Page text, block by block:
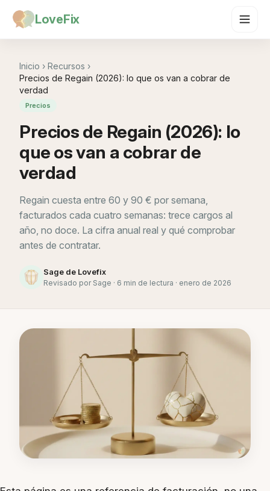
LoveFix
Inicio › Recursos ›
Precios de Regain (2026): lo que os van a cobrar de
verdad
Precios
Precios de Regain (2026): lo
que os van a cobrar de
verdad
Regain cuesta entre 60 y 90 € por semana,
facturados cada cuatro semanas: trece cargos al
año, no doce. La cifra anual real y qué comprobar
antes de contratar.
Sage de Lovefix
Revisado por Sage · 6 min de lectura · enero de 2026